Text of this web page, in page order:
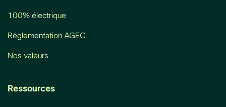
100% électrique
Réglementation AGEC
Nos valeurs
Ressources